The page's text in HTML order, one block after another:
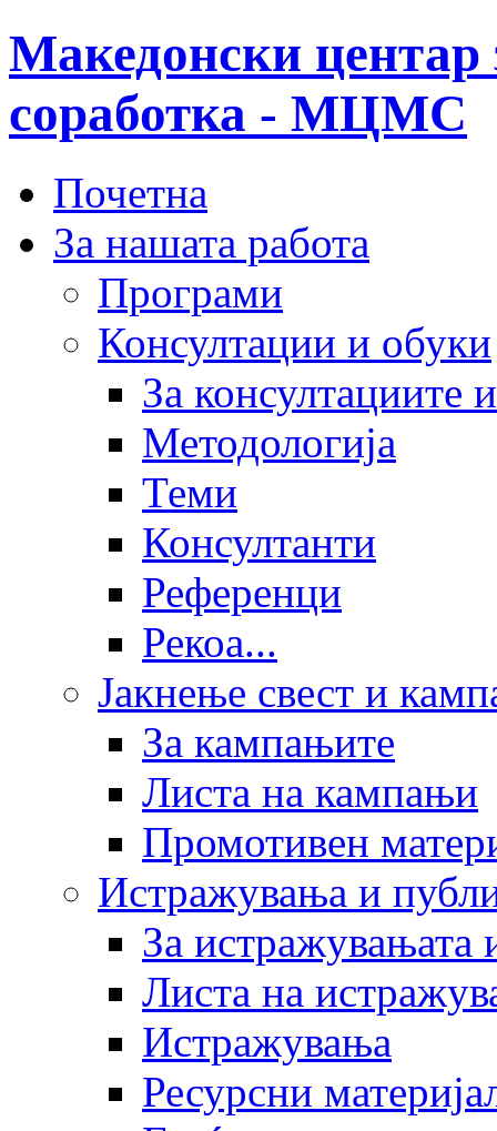
Македонски центар
соработка - МЦМС
Почетна
За нашата работа
Програми
Консултации и обуки
За консултациите
Методологија
Теми
Консултанти
Референци
Рекоа...
Јакнење свест и
За кампањите
Листа на кампањи
Промотивен
Истражувања и
За истражувањата
Листа на
Истражувања
Ресурсни